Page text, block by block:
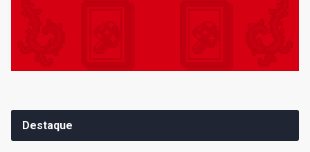
Destaque